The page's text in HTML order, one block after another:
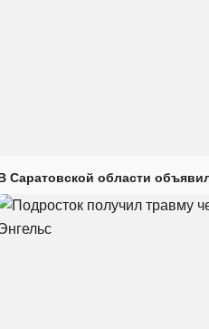
Саратовской области